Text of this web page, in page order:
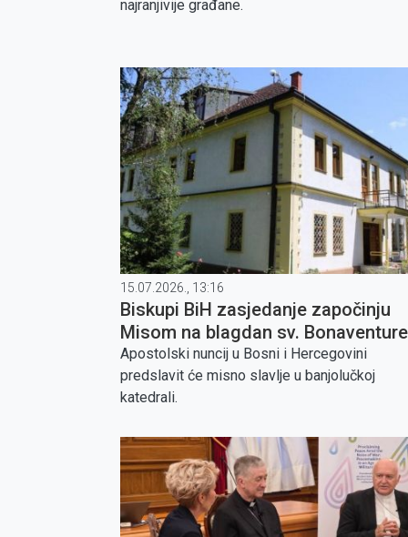
najranjivije građane.
15.07.2026., 13:16
Biskupi BiH zasjedanje započinju
Misom na blagdan sv.
Banjoj Luci
Apostolski nuncij u Bosni i Hercegovini
predslavit će misno slavlje u banjolučkoj
katedrali.